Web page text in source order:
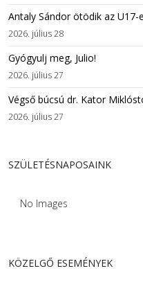
Antaly Sándor ötödik az U17-
2026. július 28
Gyógyulj meg, Julio!
2026. július 27
Végső búcsú dr. Kator
2026. július 27
SZÜLETÉSNAPOSAINK
No Images
KÖZELGŐ ESEMÉNYEK